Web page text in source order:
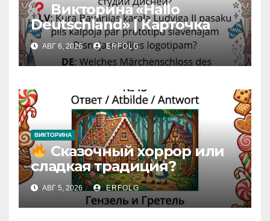
Викторина «Hallo
Deutschland» | Карточка
№46
Замок вдохновения
Iedvesmas pils / Schloss der
Inspiration
АВГ 6, 2026 ERFOLG
ВИКТОРИНА
Сказочный хоррор или
сладкая традиция?
Открываем секреты
вчерашней викторины!
АВГ 5, 2026 ERFOLG